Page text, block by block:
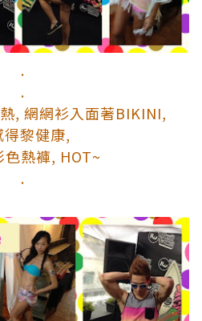
.
.
, 網網衫入面著BIKINI,
得黎健康,
色熱褲, HOT~
.